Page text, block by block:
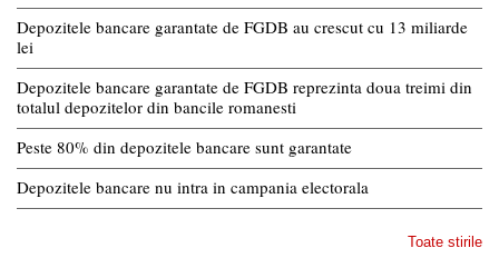
Depozitele bancare garantate de FGDB au crescut cu 13 miliarde
lei
Depozitele bancare garantate de FGDB reprezinta doua treimi din
totalul depozitelor din bancile romanesti
Peste 80% din depozitele bancare sunt garantate
Depozitele bancare nu intra in campania electorala
Toate stirile